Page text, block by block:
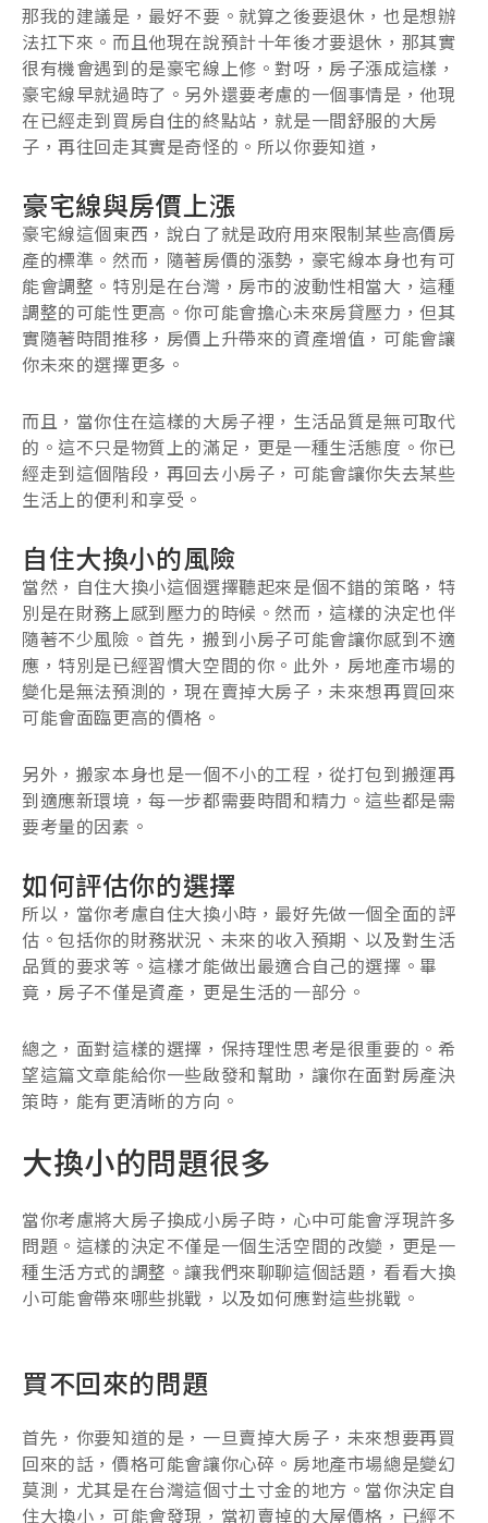
那我的建議是，最好不要。就算之後要退休，也是想辦
法扛下來。而且他現在說預計十年後才要退休，那其實
很有機會遇到的是豪宅線上修。對呀，房子漲成這樣，
豪宅線早就過時了。另外還要考慮的一個事情是，他現
在已經走到買房自住的終點站，就是一間舒服的大房
子，再往回走其實是奇怪的。所以你要知道，
豪宅線與房價上漲
豪宅線這個東西，說白了就是政府用來限制某些高價房
產的標準。然而，隨著房價的漲勢，豪宅線本身也有可
能會調整。特別是在台灣，房市的波動性相當大，這種
調整的可能性更高。你可能會擔心未來房貸壓力，但其
實隨著時間推移，房價上升帶來的資產增值，可能會讓
你未來的選擇更多。
而且，當你住在這樣的大房子裡，生活品質是無可取代
的。這不只是物質上的滿足，更是一種生活態度。你已
經走到這個階段，再回去小房子，可能會讓你失去某些
生活上的便利和享受。
自住大換小的風險
當然，自住大換小這個選擇聽起來是個不錯的策略，特
別是在財務上感到壓力的時候。然而，這樣的決定也伴
隨著不少風險。首先，搬到小房子可能會讓你感到不適
應，特別是已經習慣大空間的你。此外，房地產市場的
變化是無法預測的，現在賣掉大房子，未來想再買回來
可能會面臨更高的價格。
另外，搬家本身也是一個不小的工程，從打包到搬運再
到適應新環境，每一步都需要時間和精力。這些都是需
要考量的因素。
如何評估你的選擇
所以，當你考慮自住大換小時，最好先做一個全面的評
估。包括你的財務狀況、未來的收入預期、以及對生活
品質的要求等。這樣才能做出最適合自己的選擇。畢
竟，房子不僅是資產，更是生活的一部分。
總之，面對這樣的選擇，保持理性思考是很重要的。希
望這篇文章能給你一些啟發和幫助，讓你在面對房產決
策時，能有更清晰的方向。
大換小的問題很多
當你考慮將大房子換成小房子時，心中可能會浮現許多
問題。這樣的決定不僅是一個生活空間的改變，更是一
種生活方式的調整。讓我們來聊聊這個話題，看看大換
小可能會帶來哪些挑戰，以及如何應對這些挑戰。
買不回來的問題
首先，你要知道的是，一旦賣掉大房子，未來想要再買
回來的話，價格可能會讓你心碎。房地產市場總是變幻
莫測，尤其是在台灣這個寸土寸金的地方。當你決定自
住大換小，可能會發現，當初賣掉的大屋價格，已經不